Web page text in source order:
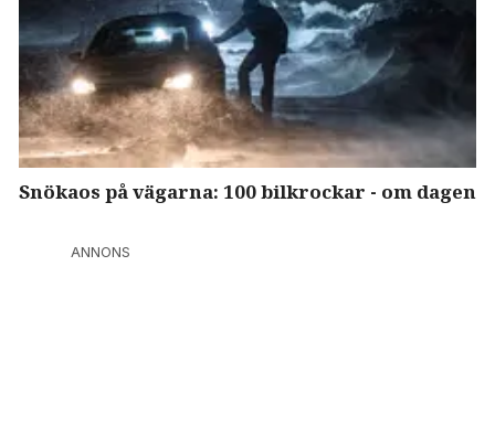
Snökaos på vägarna: 100 bilkrockar - om dagen
ANNONS